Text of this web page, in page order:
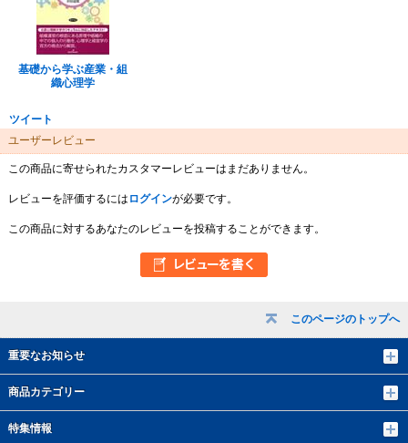
このページのトップへ
重要なお知らせ
商品カテゴリー
特集情報
基礎から学ぶ産業・組
織心理学
ツイート
ユーザーレビュー
この商品に寄せられたカスタマーレビューはまだありません。
レビューを評価するには ログインが必要です。
この商品に対するあなたのレビューを投稿することができます。